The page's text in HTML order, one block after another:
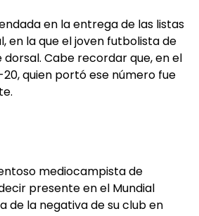
en la entrega de las listas
en la que el joven futbolista de
Cabe recordar que, en el
quien portó ese número fue
mediocampista de
presente en el Mundial
de la negativa de su club en